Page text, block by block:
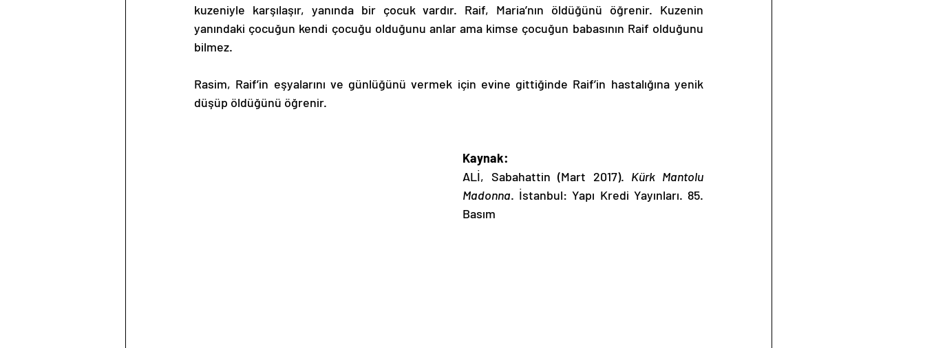
kuzeniyle karşılaşır, yanında bir çocuk vardır. Raif, Maria’nın öldüğünü öğrenir. Kuzenin
yanındaki çocuğun kendi çocuğu olduğunu anlar ama kimse çocuğun babasının Raif olduğunu
bilmez.
Rasim, Raif’in eşyalarını ve günlüğünü vermek için evine gittiğinde Raif’in hastalığına yenik
düşüp öldüğünü öğrenir.
Kaynak:
ALİ, Sabahattin (Mart 2017). Kürk Mantolu
Madonna. İstanbul: Yapı Kredi Yayınları. 85.
Basım